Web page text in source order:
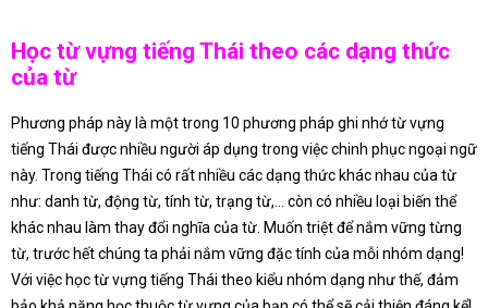
Học từ vựng tiếng Thái theo các dạng thức
của từ
Phương pháp này là một trong 10 phương pháp ghi nhớ từ vựng
tiếng Thái được nhiều người áp dụng trong việc chinh phục ngoại ngữ
này. Trong tiếng Thái có rất nhiều các dạng thức khác nhau của từ
như: danh từ, động từ, tính từ, trạng từ,… còn có nhiều loại biến thể
khác nhau làm thay đổi nghĩa của từ. Muốn triệt để nắm vững từng
từ, trước hết chúng ta phải nắm vững đặc tính của mỗi nhóm dạng!
Với việc học từ vựng tiếng Thái theo kiểu nhóm dạng như thế, đảm